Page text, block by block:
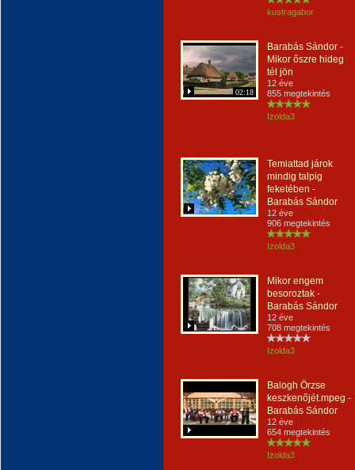
kustragabor
02:18
Barabás Sándor -
Mikor őszre hideg
tél jön
12 éve
855 megtekintés
Izolda3
Temiattad járok
mindig talpig
feketében -
Barabás Sándor
12 éve
906 megtekintés
Izolda3
Mikor engem
besoroztak -
Barabás Sándor
12 éve
708 megtekintés
Izolda3
Balogh Örzse
keszkenőjét.mpeg -
Barabás Sándor
12 éve
654 megtekintés
Izolda3